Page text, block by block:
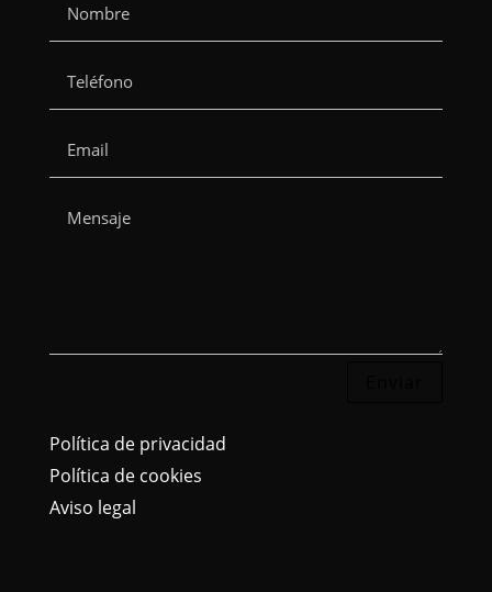
Política de privacidad
Política de cookies
Aviso legal